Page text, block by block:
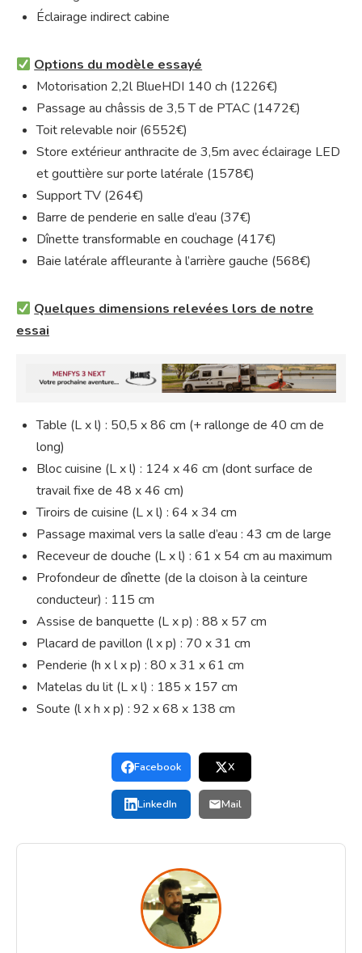
Éclairage indirect cabine
Options du modèle essayé
Motorisation 2,2l BlueHDI 140 ch (1226€)
Passage au châssis de 3,5 T de PTAC (1472€)
Toit relevable noir (6552€)
Store extérieur anthracite de 3,5m avec éclairage LED
et gouttière sur porte latérale (1578€)
Support TV (264€)
Barre de penderie en salle d’eau (37€)
Dînette transformable en couchage (417€)
Baie latérale affleurante à l’arrière gauche (568€)
Quelques dimensions relevées lors de notre
essai
Table (L x l) : 50,5 x 86 cm (+ rallonge de 40 cm de
long)
Bloc cuisine (L x l) : 124 x 46 cm (dont surface de
travail fixe de 48 x 46 cm)
Tiroirs de cuisine (L x l) : 64 x 34 cm
Passage maximal vers la salle d’eau : 43 cm de large
Receveur de douche (L x l) : 61 x 54 cm au maximum
Profondeur de dînette (de la cloison à la ceinture
conducteur) : 115 cm
Assise de banquette (L x p) : 88 x 57 cm
Placard de pavillon (l x p) : 70 x 31 cm
Penderie (h x l x p) : 80 x 31 x 61 cm
Matelas du lit (L x l) : 185 x 157 cm
Soute (l x h x p) : 92 x 68 x 138 cm
Facebook X
LinkedIn Mail